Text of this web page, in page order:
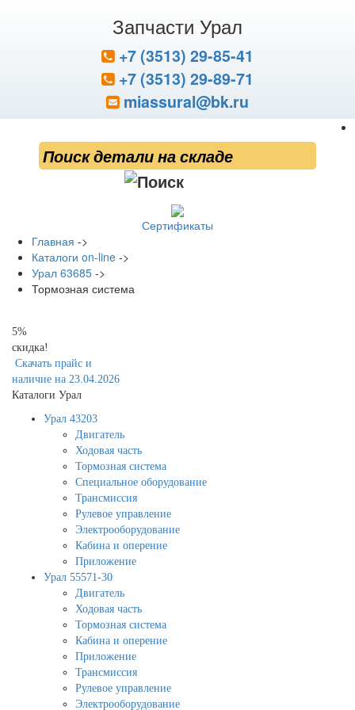
Запчасти Урал
+7 (3513) 29-85-41
+7 (3513) 29-89-71
miassural@bk.ru
Сертификаты
Главная ->
Каталоги on-line ->
Урал 63685 ->
Тормозная система
5%
скидка!
Скачать прайс и
наличие на 23.04.2026
Каталоги Урал
Урал 43203
Двигатель
Ходовая часть
Тормозная система
Специальное оборудование
Трансмиссия
Рулевое управление
Электрооборудование
Кабина и оперение
Приложение
Урал 55571-30
Двигатель
Ходовая часть
Тормозная система
Кабина и оперение
Приложение
Трансмиссия
Рулевое управление
Электрооборудование